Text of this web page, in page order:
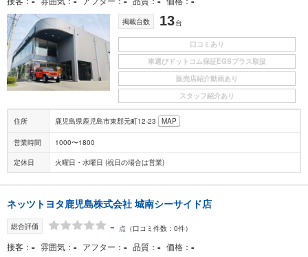
掲載台数 13台
口コミあり
車選びドットコム保証EGSプラス取扱
販売店紹介動画あり
スタッフ紹介あり
住所 鹿児島県鹿児島市東郡元町12-23 MAP
営業時間 1000〜1800
定休日 火曜日・水曜日 (祝日の場合は営業)
ネッツトヨタ鹿児島株式会社 城南シーサイド店
総合評価 - 点 （口コミ件数：0件）
接客 - 雰囲気 - アフター - 品質 - 価格 -